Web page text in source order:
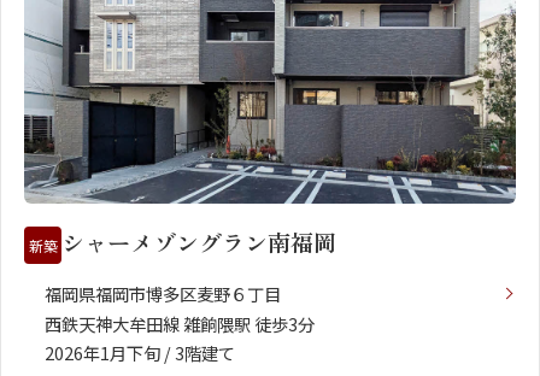
新築 シャーメゾングラン南福岡
福岡県福岡市博多区麦野６丁目
西鉄天神大牟田線 雑餉隈駅 徒歩3分
2026年1月下旬 / 3階建て